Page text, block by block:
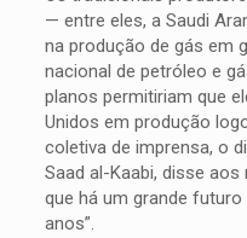
— entre eles, a Saudi
na produção de gás em
nacional de petróleo e
planos permitiriam que
Unidos em produção
coletiva de imprensa, o
Saad al-Kaabi, disse
que há um grande
anos”.